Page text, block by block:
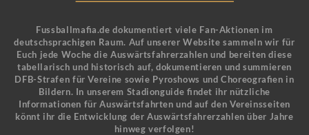
Fussballmafia.de dokumentiert viele Fan-Aktionen im
deutschsprachigen Raum. Auf unserer Website sammeln wir für
Euch jede Woche die Auswärtsfahrerzahlen und bereiten diese
tabellarisch und historisch auf, dokumentieren und summieren
DFB-Strafen für Vereine sowie Pyroshows und Choreografien in
Bildern. In unserem Stadionguide findet ihr nützliche
Informationen für Auswärtsfahrten und auf den Vereinsseiten
könnt ihr die Entwicklung der Auswärtsfahrerzahlen über Jahre
hinweg verfolgen!